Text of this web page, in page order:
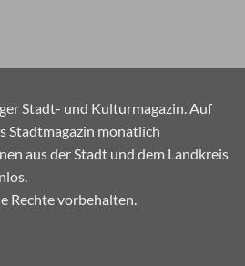
Stadt- und Kulturmagazin. Auf
Stadtmagazin monatlich
aus der Stadt und dem Landkreis
Rechte vorbehalten.